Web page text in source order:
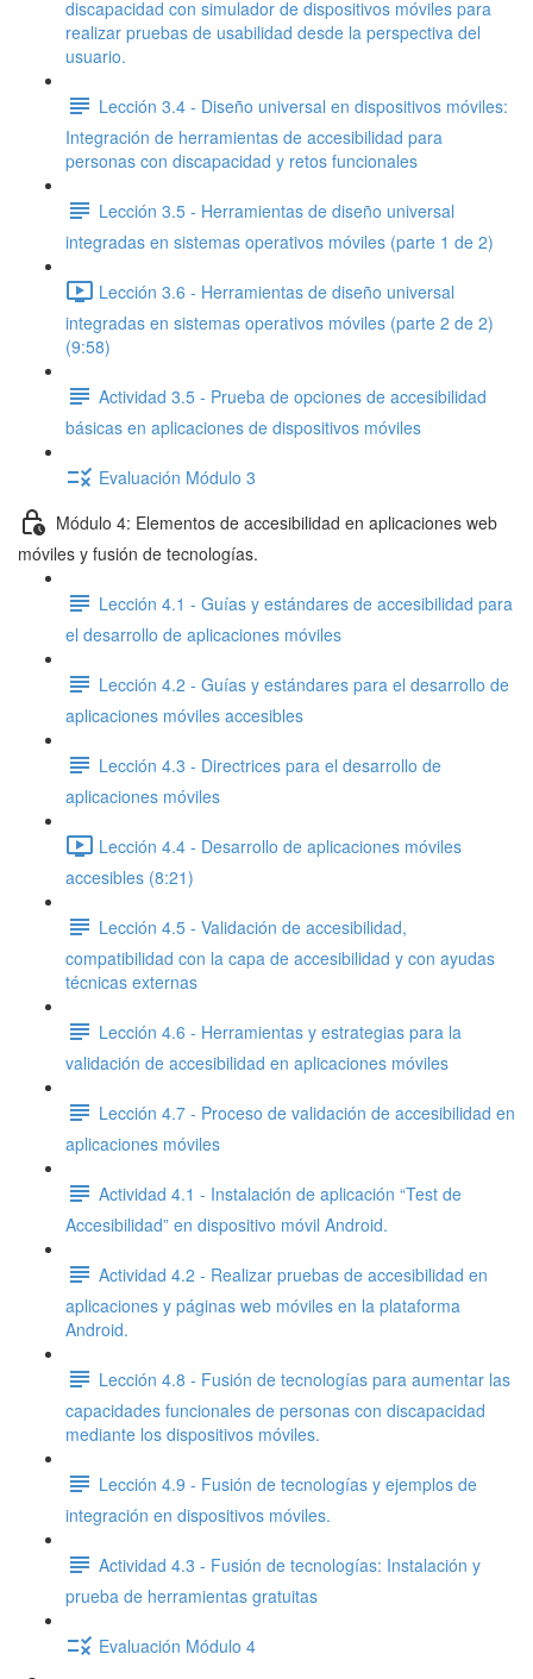
discapacidad con simulador de dispositivos móviles para
realizar pruebas de usabilidad desde la perspectiva del
usuario.
Lección 3.4 - Diseño universal en dispositivos móviles:
Integración de herramientas de accesibilidad para
personas con discapacidad y retos funcionales
Lección 3.5 - Herramientas de diseño universal
integradas en sistemas operativos móviles (parte 1 de 2)
Lección 3.6 - Herramientas de diseño universal
integradas en sistemas operativos móviles (parte 2 de 2)
(9:58)
Actividad 3.5 - Prueba de opciones de accesibilidad
básicas en aplicaciones de dispositivos móviles
Evaluación Módulo 3
Módulo 4: Elementos de accesibilidad en aplicaciones web
móviles y fusión de tecnologías.
Lección 4.1 - Guías y estándares de accesibilidad para
el desarrollo de aplicaciones móviles
Lección 4.2 - Guías y estándares para el desarrollo de
aplicaciones móviles accesibles
Lección 4.3 - Directrices para el desarrollo de
aplicaciones móviles
Lección 4.4 - Desarrollo de aplicaciones móviles
accesibles (8:21)
Lección 4.5 - Validación de accesibilidad,
compatibilidad con la capa de accesibilidad y con ayudas
técnicas externas
Lección 4.6 - Herramientas y estrategias para la
validación de accesibilidad en aplicaciones móviles
Lección 4.7 - Proceso de validación de accesibilidad en
aplicaciones móviles
Actividad 4.1 - Instalación de aplicación “Test de
Accesibilidad” en dispositivo móvil Android.
Actividad 4.2 - Realizar pruebas de accesibilidad en
aplicaciones y páginas web móviles en la plataforma
Android.
Lección 4.8 - Fusión de tecnologías para aumentar las
capacidades funcionales de personas con discapacidad
mediante los dispositivos móviles.
Lección 4.9 - Fusión de tecnologías y ejemplos de
integración en dispositivos móviles.
Actividad 4.3 - Fusión de tecnologías: Instalación y
prueba de herramientas gratuitas
Evaluación Módulo 4